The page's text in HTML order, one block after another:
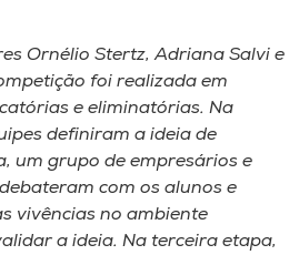
Ornélio Stertz, Adriana Salvi e
foi realizada em
e eliminatórias. Na
definiram a ideia de
um grupo de empresários e
com os alunos e
vivências no ambiente
a ideia. Na terceira etapa,